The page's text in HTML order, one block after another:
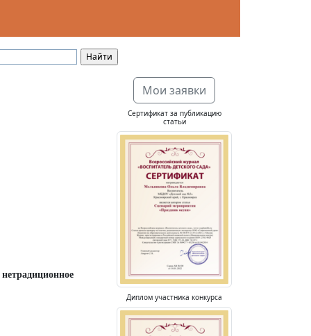
Мои заявки
Сертификат за публикацию
статьи
Диплом участника конкурса